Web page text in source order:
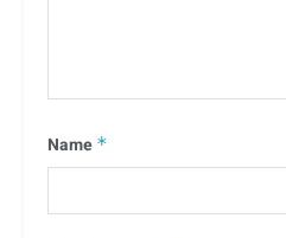
Name *